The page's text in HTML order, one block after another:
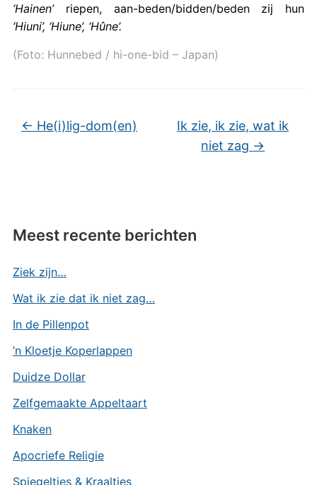
‘Hainen’riepen, aan-beden/bidden/beden zij hun
‘Hiuni’, ‘Hiune’, ‘Hûne’.
(Foto: Hunnebed / hi-one-bid – Japan)
← He(i)lig-dom(en)
Ik zie, ik zie, wat ik
niet zag →
Meest recente berichten
Ziek zijn…
Wat ik zie dat ik niet zag…
In de Pillenpot
’n Kloetje Koperlappen
Duidze Dollar
Zelfgemaakte Appeltaart
Knaken
Apocriefe Religie
Spiegeltjes & Kraaltjes